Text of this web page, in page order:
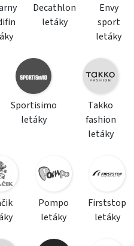
Decathlon
letáky
Envy
sport
letáky
Sportisimo
letáky
Takko
fashion
letáky
Pompo
letáky
Firststop
letáky